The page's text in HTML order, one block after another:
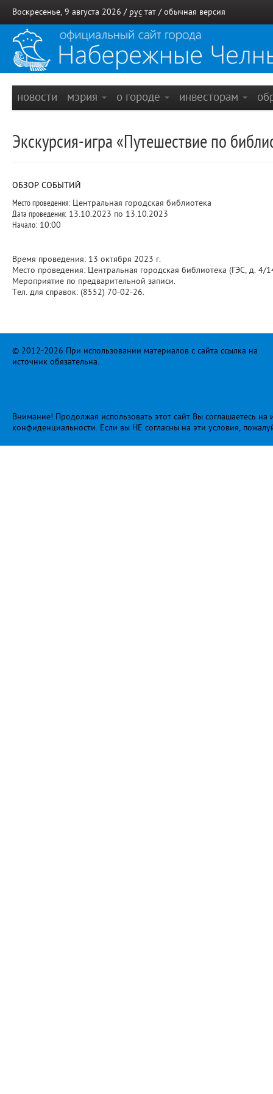
Воскресенье, 9 августа 2026 / рус тат / обычная версия
новости мэрия о городе инвесторам
Экскурсия-игра «Путешествие по
ОБЗОР СОБЫТИЙ
Место проведения: Центральная городская библиотека
Дата проведения: 13.10.2023 по 13.10.2023
Начало: 10:00
Время проведения: 13 октября 2023 г.
Место проведения: Центральная городская библиотека (ГЭС, д. 4/
Мероприятие по предварительной записи.
Тел. для справок: (8552) 70-02-26.
© 2012-2026 При использовании материалов с сайта ссылка на
источник обязательна.
Внимание! Продолжая использовать этот сайт Вы соглашаетесь
конфиденциальности. Если вы НЕ согласны на эти условия,